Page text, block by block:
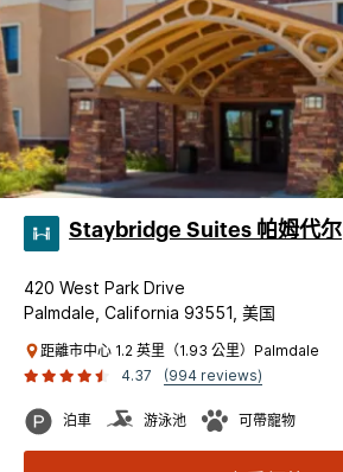
Staybridge Suites 帕姆代尔
420 West Park Drive
Palmdale, California 93551, 美国
距離市中心 1.2 英里（1.93 公里）Palmdale
4.37
(994 reviews)
泊車 游泳池 可帶寵物